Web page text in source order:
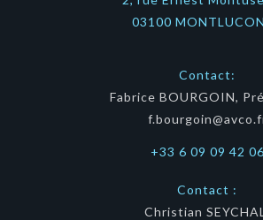
03100 MONTLUCON
Contact:
Fabrice BOURGOIN,
+33 6 09 09 42 06
Contact :
Christian